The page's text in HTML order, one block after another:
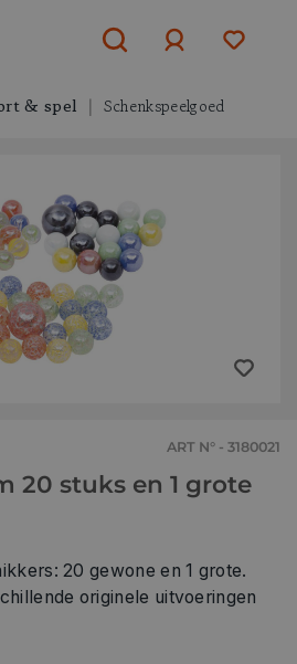
of aanmelden
& spel Schenkspeelgoed
ART N° - 3180021
20 stuks en 1 grote
20 gewone en 1 grote.
originele uitvoeringen